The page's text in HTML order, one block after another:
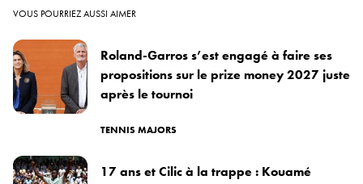
VOUS POURRIEZ AUSSI AIMER
Roland-Garros s’est engagé à faire ses
propositions sur le prize money 2027 juste
après le tournoi
TENNIS MAJORS
17 ans et Cilic à la trappe : Kouamé